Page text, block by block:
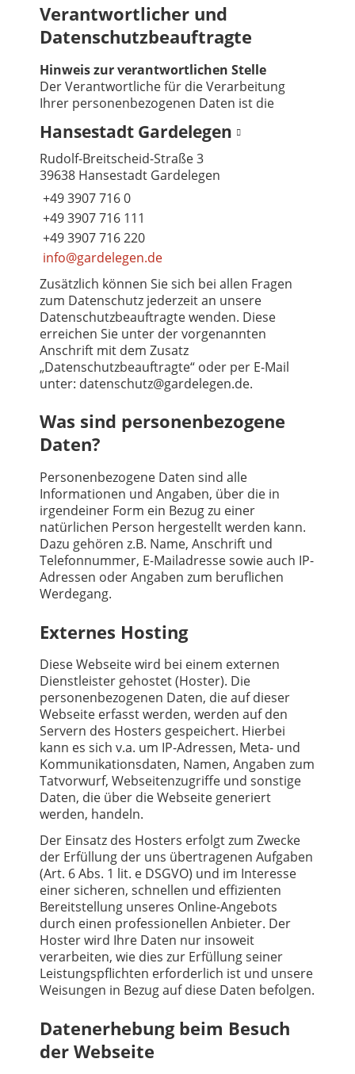
Verantwortlicher und
Datenschutzbeauftragte
Hinweis zur verantwortlichen Stelle
Der Verantwortliche für die Verarbeitung
Ihrer personenbezogenen Daten ist die
Hansestadt Gardelegen
Rudolf-Breitscheid-Straße 3
39638 Hansestadt Gardelegen
+49 3907 716 0
+49 3907 716 111
+49 3907 716 220
info@gardelegen.de
Zusätzlich können Sie sich bei allen Fragen
zum Datenschutz jederzeit an unsere
Datenschutzbeauftragte wenden. Diese
erreichen Sie unter der vorgenannten
Anschrift mit dem Zusatz
„Datenschutzbeauftragte“ oder per E-Mail
unter: datenschutz@gardelegen.de.
Was sind personenbezogene
Daten?
Personenbezogene Daten sind alle
Informationen und Angaben, über die in
irgendeiner Form ein Bezug zu einer
natürlichen Person hergestellt werden kann.
Dazu gehören z.B. Name, Anschrift und
Telefonnummer, E-Mailadresse sowie auch IP-
Adressen oder Angaben zum beruflichen
Werdegang.
Externes Hosting
Diese Webseite wird bei einem externen
Dienstleister gehostet (Hoster). Die
personenbezogenen Daten, die auf dieser
Webseite erfasst werden, werden auf den
Servern des Hosters gespeichert. Hierbei
kann es sich v.a. um IP-Adressen, Meta- und
Kommunikationsdaten, Namen, Angaben zum
Tatvorwurf, Webseitenzugriffe und sonstige
Daten, die über die Webseite generiert
werden, handeln.
Der Einsatz des Hosters erfolgt zum Zwecke
der Erfüllung der uns übertragenen Aufgaben
(Art. 6 Abs. 1 lit. e DSGVO) und im Interesse
einer sicheren, schnellen und effizienten
Bereitstellung unseres Online-Angebots
durch einen professionellen Anbieter. Der
Hoster wird Ihre Daten nur insoweit
verarbeiten, wie dies zur Erfüllung seiner
Leistungspflichten erforderlich ist und unsere
Weisungen in Bezug auf diese Daten befolgen.
Datenerhebung beim Besuch
der Webseite